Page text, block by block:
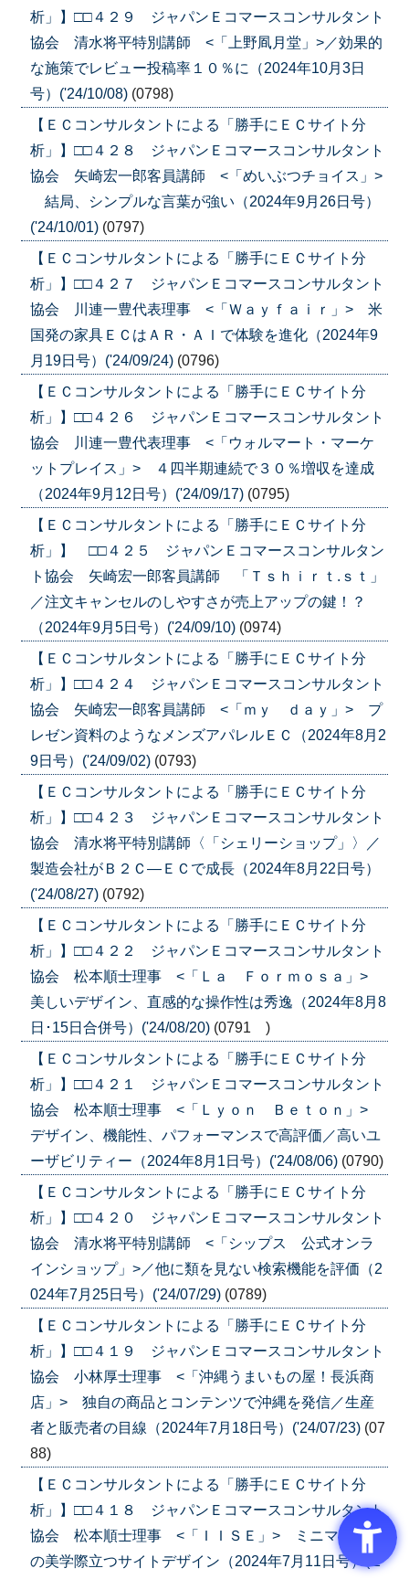
析」】□□４２９ ジャパンＥコマースコンサルタント
協会 清水将平特別講師 <「上野凮月堂」>／効果的
な施策でレビュー投稿率１０％に（2024年10月3日
号）('24/10/08) (0798)
【ＥＣコンサルタントによる「勝手にＥＣサイト分
析」】□□４２８ ジャパンＥコマースコンサルタント
協会 矢崎宏一郎客員講師 <「めいぶつチョイス」>
結局、シンプルな言葉が強い（2024年9月26日号）
('24/10/01) (0797)
【ＥＣコンサルタントによる「勝手にＥＣサイト分
析」】□□４２７ ジャパンＥコマースコンサルタント
協会 川連一豊代表理事 <「Ｗａｙｆａｉｒ」> 米
国発の家具ＥＣはＡＲ・ＡＩで体験を進化（2024年9
月19日号）('24/09/24) (0796)
【ＥＣコンサルタントによる「勝手にＥＣサイト分
析」】□□４２６ ジャパンＥコマースコンサルタント
協会 川連一豊代表理事 <「ウォルマート・マーケ
ットプレイス」> ４四半期連続で３０％増収を達成
（2024年9月12日号）('24/09/17) (0795)
【ＥＣコンサルタントによる「勝手にＥＣサイト分
析」】 □□４２５ ジャパンＥコマースコンサルタン
ト協会 矢崎宏一郎客員講師 「Ｔｓｈｉｒｔ.ｓｔ」
／注文キャンセルのしやすさが売上アップの鍵！？
（2024年9月5日号）('24/09/10) (0974)
【ＥＣコンサルタントによる「勝手にＥＣサイト分
析」】□□４２４ ジャパンＥコマースコンサルタント
協会 矢崎宏一郎客員講師 <「ｍｙ ｄａｙ」> プ
レゼン資料のようなメンズアパレルＥＣ（2024年8月2
9日号）('24/09/02) (0793)
【ＥＣコンサルタントによる「勝手にＥＣサイト分
析」】□□４２３ ジャパンＥコマースコンサルタント
協会 清水将平特別講師〈「シェリーショップ」〉／
製造会社がＢ２Ｃ―ＥＣで成長（2024年8月22日号）
('24/08/27) (0792)
【ＥＣコンサルタントによる「勝手にＥＣサイト分
析」】□□４２２ ジャパンＥコマースコンサルタント
協会 松本順士理事 <「Ｌａ Ｆｏｒｍｏｓａ」>
美しいデザイン、直感的な操作性は秀逸（2024年8月8
日･15日合併号）('24/08/20) (0791 )
【ＥＣコンサルタントによる「勝手にＥＣサイト分
析」】□□４２１ ジャパンＥコマースコンサルタント
協会 松本順士理事 <「Ｌｙｏｎ Ｂｅｔｏｎ」>
デザイン、機能性、パフォーマンスで高評価／高いユ
ーザビリティー（2024年8月1日号）('24/08/06) (0790)
【ＥＣコンサルタントによる「勝手にＥＣサイト分
析」】□□４２０ ジャパンＥコマースコンサルタント
協会 清水将平特別講師 <「シップス 公式オンラ
インショップ」>／他に類を見ない検索機能を評価（2
024年7月25日号）('24/07/29) (0789)
【ＥＣコンサルタントによる「勝手にＥＣサイト分
析」】□□４１９ ジャパンＥコマースコンサルタント
協会 小林厚士理事 <「沖縄うまいもの屋！長浜商
店」> 独自の商品とコンテンツで沖縄を発信／生産
者と販売者の目線（2024年7月18日号）('24/07/23) (07
88)
【ＥＣコンサルタントによる「勝手にＥＣサイト分
析」】□□４１８ ジャパンＥコマースコンサルタント
協会 松本順士理事 <「ＩＩＳＥ」> ミニマリスト
の美学際立つサイトデザイン（2024年7月11日号）('2